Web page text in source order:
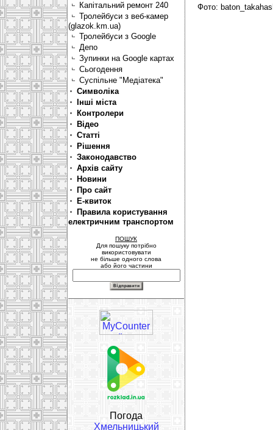
Капітальний ремонт 240
Тролейбуси з веб-камер
(glazok.km.ua)
Тролейбуси з Google
Депо
Зупинки на Google картах
Сьогодення
Суспільне "Медіатека"
Символіка
Інші міста
Контролери
Відео
Статті
Рішення
Законодавство
Архів сайту
Новини
Про сайт
Е-квиток
Правила користування
електричним транспортом
ПОШУК
Для пошуку потрібно
використовувати
не більше одного слова
або його частини
Погода
Хмельницький
Фото: